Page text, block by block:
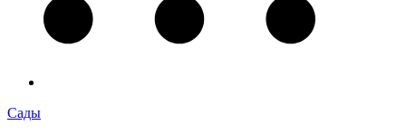
Сады